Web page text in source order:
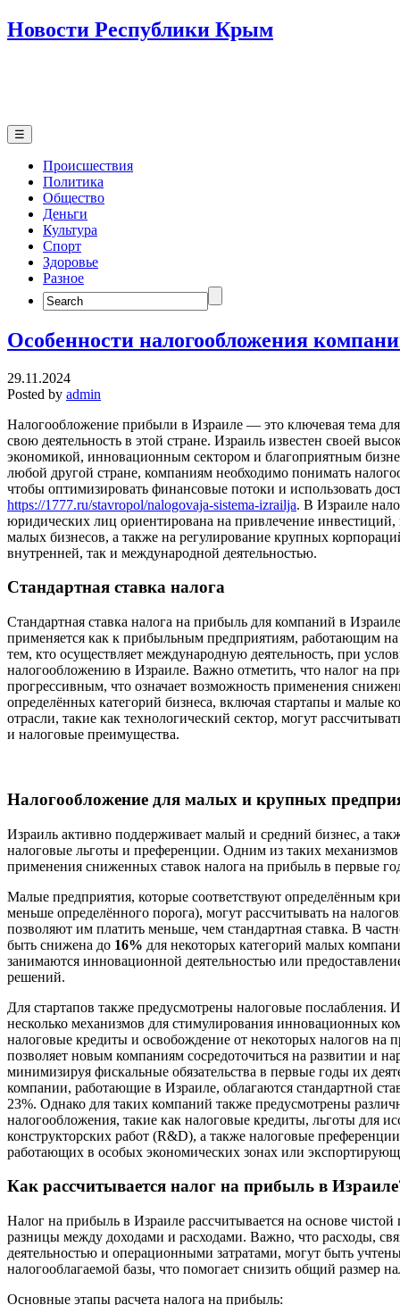
Новости Республики Крым
☰
Происшествия
Политика
Общество
Деньги
Культура
Спорт
Здоровье
Разное
Search
for:
Особенности налогообложения
29.11.2024
Posted by admin
Налогообложение прибыли в Израиле — это ключевая тема
свою деятельность в этой стране. Израиль известен своей
экономикой, инновационным сектором и благоприятным
любой другой стране, компаниям необходимо понимать
чтобы оптимизировать финансовые потоки и использовать
https://1777.ru/stavropol/nalogovaja-sistema-izrailja. В Израиле
юридических лиц ориентирована на привлечение инвестиций,
малых бизнесов, а также на регулирование крупных
внутренней, так и международной деятельностью.
Стандартная ставка налога
Стандартная ставка налога на прибыль для компаний в
применяется как к прибыльным предприятиям, работающим на
тем, кто осуществляет международную деятельность, при
налогообложению в Израиле. Важно отметить, что налог на
прогрессивным, что означает возможность применения
определённых категорий бизнеса, включая стартапы и малые
отрасли, такие как технологический сектор, могут
и налоговые преимущества.
Налогообложение для малых и крупных
Израиль активно поддерживает малый и средний бизнес, а
налоговые льготы и преференции. Одним из таких механизмов
применения сниженных ставок налога на прибыль в первые
Малые предприятия, которые соответствуют определённым
меньше определённого порога), могут рассчитывать на
позволяют им платить меньше, чем стандартная ставка. В
быть снижена до 16% для некоторых категорий малых
занимаются инновационной деятельностью или
решений.
Для стартапов также предусмотрены налоговые послабления.
несколько механизмов для стимулирования инновационных
налоговые кредиты и освобождение от некоторых налогов на
позволяет новым компаниям сосредоточиться на развитии и
минимизируя фискальные обязательства в первые годы их
компании, работающие в Израиле, облагаются стандартной
23%. Однако для таких компаний также предусмотрены
налогообложения, такие как налоговые кредиты, льготы для
конструкторских работ (R&D), а также налоговые
работающих в особых экономических зонах или
Как рассчитывается налог на прибыль в
Налог на прибыль в Израиле рассчитывается на основе
разницы между доходами и расходами. Важно, что расходы,
деятельностью и операционными затратами, могут быть
налогооблагаемой базы, что помогает снизить общий размер
Основные этапы расчета налога на прибыль: